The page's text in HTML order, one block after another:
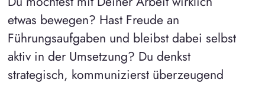
etwas bewegen? Hast Freude an
Führungsaufgaben und bleibst dabei selbst
aktiv in der Umsetzung? Du denkst
strategisch, kommunizierst überzeugend